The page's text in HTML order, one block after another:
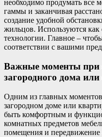
необходимо продумать все
гаммы и заканчивая
создание удобной
жильцов. Используются как
технологии. Главное –
соответствии с вашими
Важные моменты при
загородного дома
Одним из главных
загородном доме или
быть комфортным и
комнатных предметов
помещения и передвижение